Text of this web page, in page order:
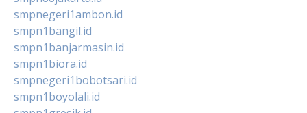
smpnegeri1ambon.id
smpn1bangil.id
smpn1banjarmasin.id
smpn1biora.id
smpnegeri1bobotsari.id
smpn1boyolali.id